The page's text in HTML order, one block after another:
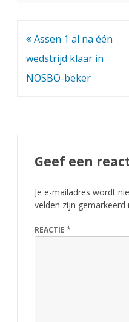
Bericht
navigatie
Assen 1 al na één
wedstrijd klaar in
NOSBO-beker
Geef een
Je e-mailadres wordt
velden zijn gemarkeerd
REACTIE *